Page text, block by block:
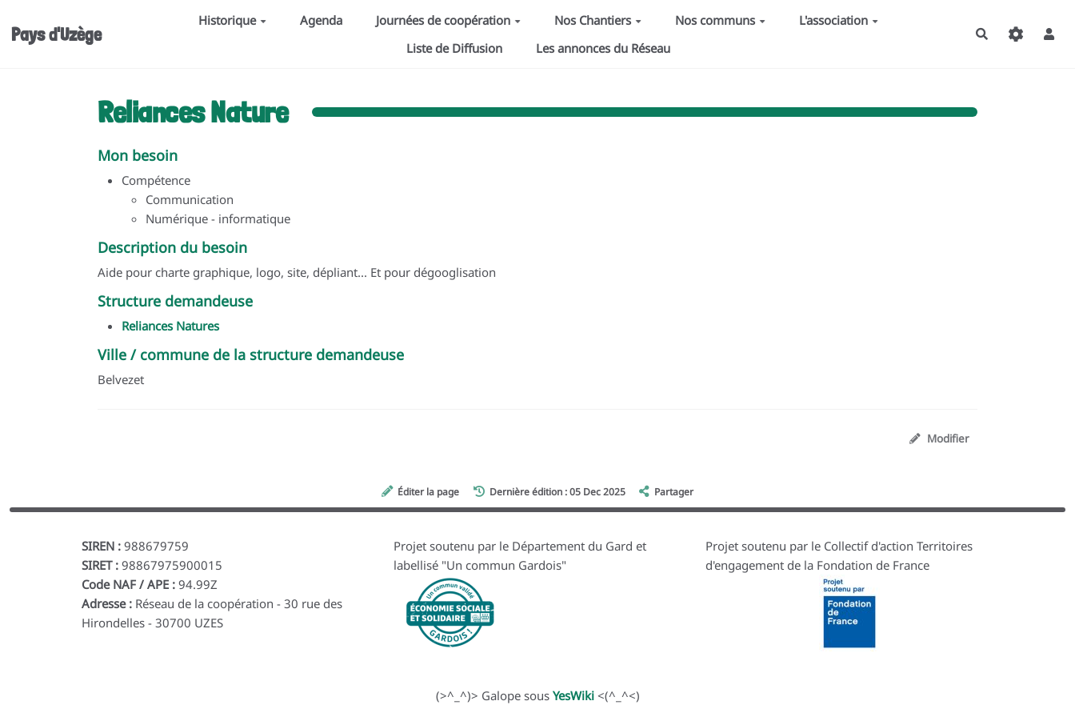
Pays d'Uzège
Historique Agenda Journées de coopération Nos Chantiers Nos communs
L'association
Liste de Diffusion
Les annonces du Réseau
Rechercher
Reliances Nature
Mon besoin
Compétence
Communication
Numérique - informatique
Description du besoin
Aide pour charte graphique, logo, site, dépliant... Et pour dégooglisation
Structure demandeuse
Reliances Natures
Ville / commune de la structure demandeuse
Belvezet
Modifier
Éditer la page Dernière édition : 05 Dec 2025 Partager
SIREN : 988679759
SIRET : 98867975900015
Code NAF / APE : 94.99Z
Adresse : Réseau de la coopération - 30 rue des
Hirondelles - 30700 UZES
Projet soutenu par le Département du Gard et
labellisé "Un commun Gardois"
Projet soutenu par le Collectif d'action Territoires
d'engagement de la Fondation de France
(>^_^)> Galope sous YesWiki<(^_^<)